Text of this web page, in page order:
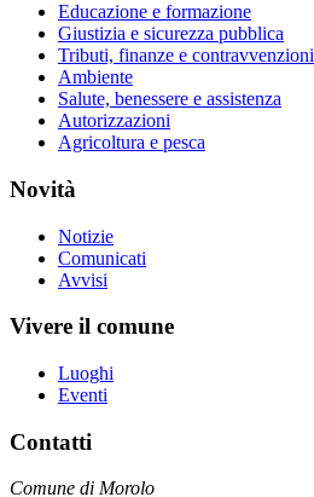
Educazione e formazione
Giustizia e sicurezza pubblica
Tributi, finanze e contravvenzioni
Ambiente
Salute, benessere e assistenza
Autorizzazioni
Agricoltura e pesca
Novità
Notizie
Comunicati
Avvisi
Vivere il comune
Luoghi
Eventi
Contatti
Comune di Morolo